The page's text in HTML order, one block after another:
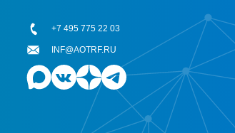
+7 495 775 22 03
INF@AOTRF.RU